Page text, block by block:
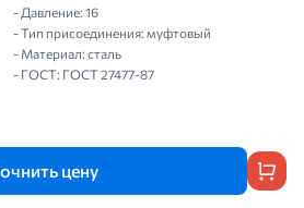
- Давление: 16
- Тип присоединения: муфтовый
- Материал: сталь
- ГОСТ: ГОСТ 27477-87
цену